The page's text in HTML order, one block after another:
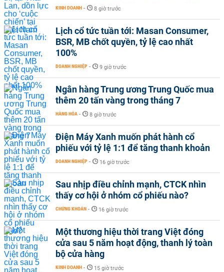
KINH DOANH - 8 giờ trước
Lịch cổ tức tuần tới: Masan Consumer,
BSR, MB chốt quyền, tỷ lệ cao nhất
100%
DOANH NGHIỆP - 9 giờ trước
Ngân hàng Trung ương Trung Quốc mua
thêm 20 tấn vàng trong tháng 7
HÀNG HÓA - 8 giờ trước
Điện Máy Xanh muốn phát hành cổ
phiếu với tỷ lệ 1:1 để tăng thanh khoản
DOANH NGHIỆP - 16 giờ trước
Sau nhịp điều chỉnh mạnh, CTCK nhìn
thấy cơ hội ở nhóm cổ phiếu nào?
CHỨNG KHOÁN - 16 giờ trước
Một thương hiệu thời trang Việt đóng
cửa sau 5 năm hoạt động, thanh lý toàn
bộ cửa hàng
KINH DOANH - 15 giờ trước